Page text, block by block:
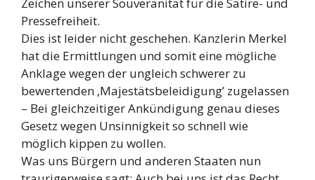
Pressefreiheit.
Dies ist leider nicht geschehen. Kanzlerin Merkel
hat die Ermittlungen und somit eine mögliche
Anklage wegen der ungleich schwerer zu
bewertenden ‚Majestätsbeleidigung’ zugelassen
– Bei gleichzeitiger Ankündigung genau dieses
Gesetz wegen Unsinnigkeit so schnell wie
möglich kippen zu wollen.
Was uns Bürgern und anderen Staaten nun